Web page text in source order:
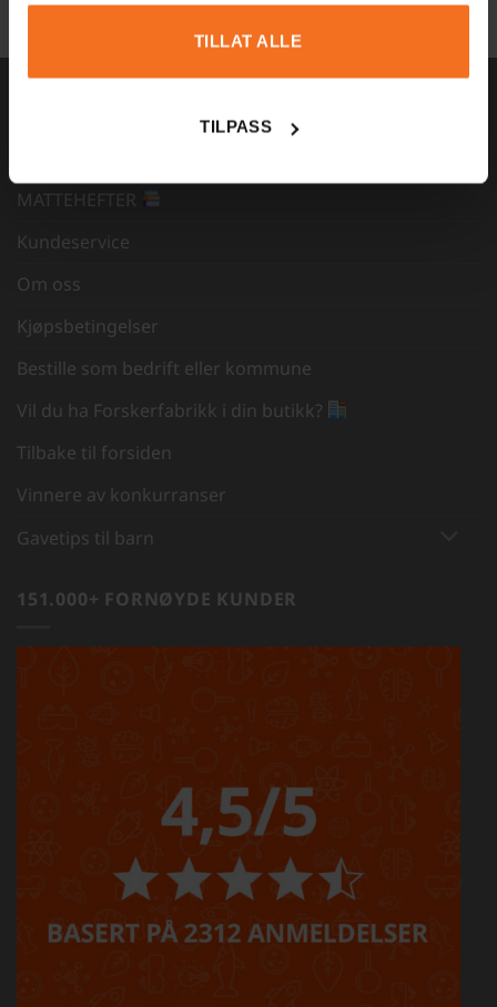
TILLAT ALLE
TILPASS
MATTEHEFTER
Kundeservice
Om oss
Kjøpsbetingelser
Bestille som bedrift eller kommune
Vil du ha Forskerfabrikk i din butikk?
Tilbake til forsiden
Vinnere av konkurranser
Gavetips til barn
151.000+ FORNØYDE KUNDER